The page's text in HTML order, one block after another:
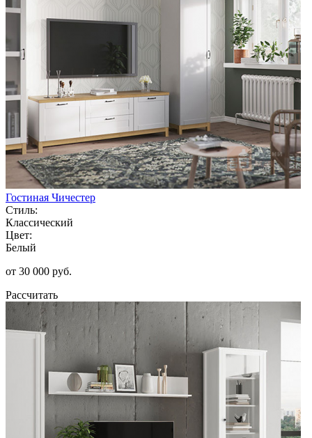
Гостиная Чичестер
Стиль:
Классический
Цвет:
Белый
от 30 000 руб.
Рассчитать